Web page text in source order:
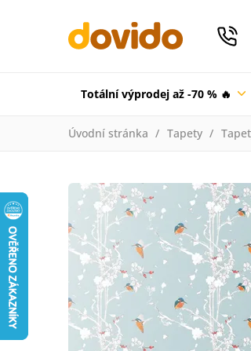
Totální výprodej až -70 % 🔥
Úvodní stránka Tapety